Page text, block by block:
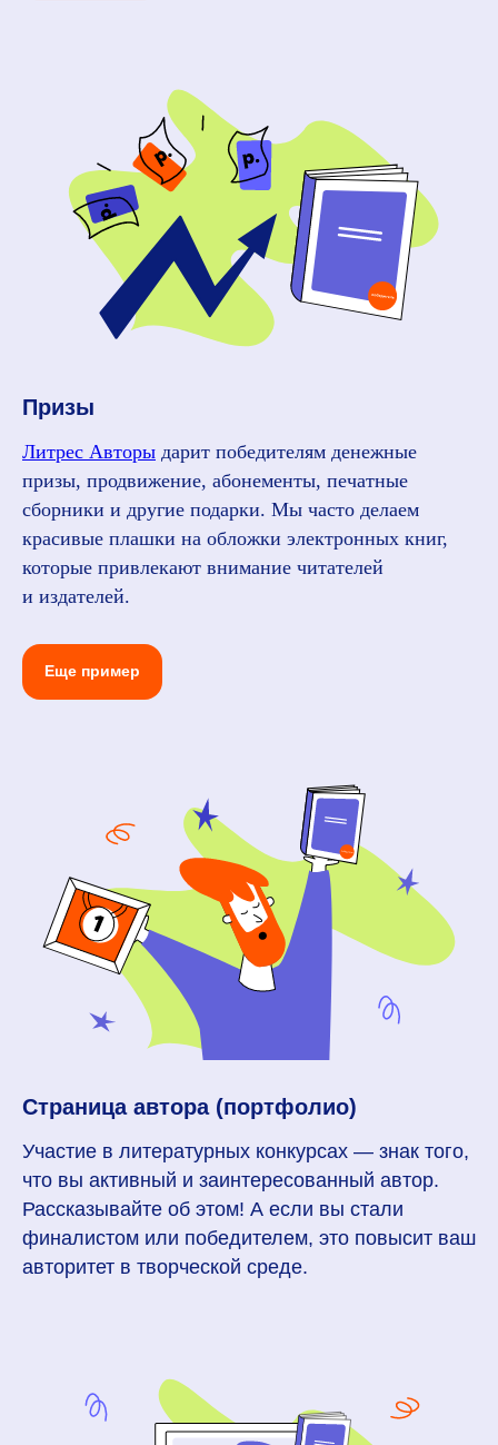
Призы
Литрес Авторы дарит победителям денежные
призы, продвижение, абонементы, печатные
сборники и другие подарки. Мы часто делаем
красивые плашки на обложки электронных книг,
которые привлекают внимание читателей
и издателей.
Еще пример
Страница автора (портфолио)
Участие в литературных конкурсах — знак того,
что вы активный и заинтересованный автор.
Рассказывайте об этом! А если вы стали
финалистом или победителем, это повысит ваш
авторитет в творческой среде.